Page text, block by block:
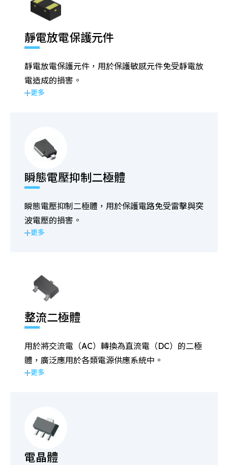
靜電放電保護元件
靜電放電保護元件，用於保護敏感元件免受靜電放
電造成的損害。
更多
瞬態電壓抑制二極體
瞬態電壓抑制二極體，用於保護電路免受雷擊與突
波電壓的損害。
更多
整流二極體
用於將交流電（AC）轉換為直流電（DC）的二極
體，廣泛應用於各類電源供應系統中。
更多
電晶體